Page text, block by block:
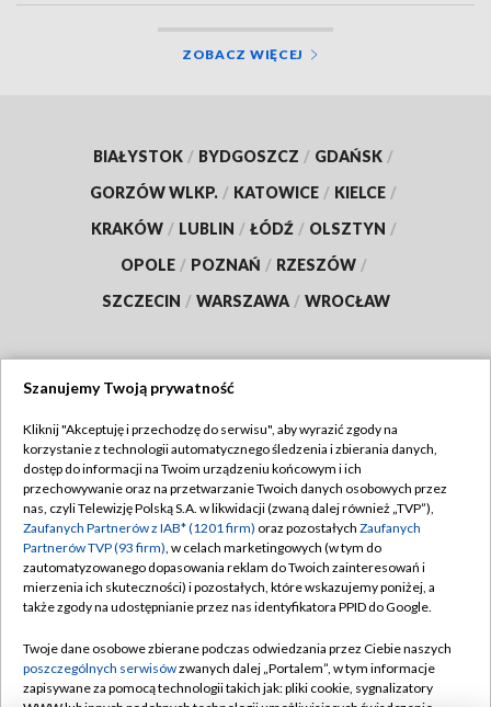
ZOBACZ WIĘCEJ
BIAŁYSTOK / BYDGOSZCZ / GDAŃSK /
GORZÓW WLKP. / KATOWICE / KIELCE /
KRAKÓW / LUBLIN / ŁÓDŹ / OLSZTYN /
OPOLE / POZNAŃ / RZESZÓW /
SZCZECIN / WARSZAWA / WROCŁAW
TVP
Abonament TVP
Emisja w TVP
Centrum informacji TVP
Naziemna Telewizja Cyfrowa
Rada Programowa
System NOS
Regulamin TVP
Polityka prywatności
Moje zgody
Pomoc
Kontakt
Szanujemy Twoją prywatność
Kliknij "Akceptuję i przechodzę do serwisu", aby wyrazić zgody na
korzystanie z technologii automatycznego śledzenia i zbierania danych,
dostęp do informacji na Twoim urządzeniu końcowym i ich
przechowywanie oraz na przetwarzanie Twoich danych osobowych przez
nas, czyli Telewizję Polską S.A. w likwidacji (zwaną dalej również „TVP”),
Zaufanych Partnerów z IAB* (1201 firm) oraz pozostałych Zaufanych
Partnerów TVP (93 firm), w celach marketingowych (w tym do
zautomatyzowanego dopasowania reklam do Twoich zainteresowań i
mierzenia ich skuteczności) i pozostałych, które wskazujemy poniżej, a
także zgody na udostępnianie przez nas identyfikatora PPID do Google.
Twoje dane osobowe zbierane podczas odwiedzania przez Ciebie naszych
poszczególnych serwisówzwanych dalej „Portalem”, w tym informacje
zapisywane za pomocą technologii takich jak: pliki cookie, sygnalizatory